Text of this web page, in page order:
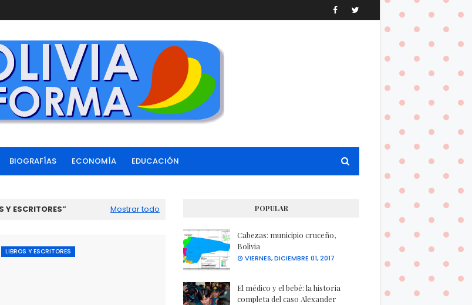
BIOGRAFÍAS ECONOMÍA EDUCACIÓN
Y ESCRITORES Mostrar todo
LIBROS Y ESCRITORES
POPULAR
Cabezas: municipio cruceño,
Bolivia
VIERNES, DICIEMBRE 01, 2017
El médico y el bebé: la historia
completa del caso Alexander